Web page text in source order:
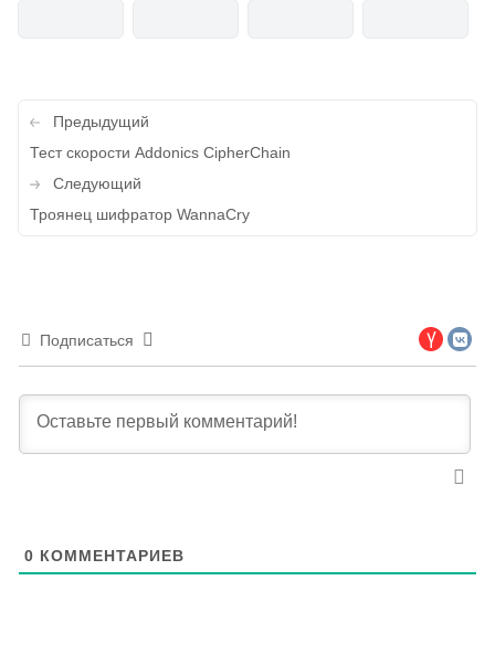
Навигация
по
записям
Предыдущий
Тест скорости Addonics CipherChain
Следующий
Троянец шифратор WannaCry
Подписаться
0 КОММЕНТАРИЕВ